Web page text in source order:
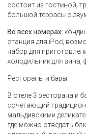
состоит из гостиной,
большой террасы с
Во всех номерах:
станция для iPod,
набор для
холодильник для вина,
Рестораны и бары
В отеле 3 ресторана и
сочетающий
мальдивскими
где можно отведать